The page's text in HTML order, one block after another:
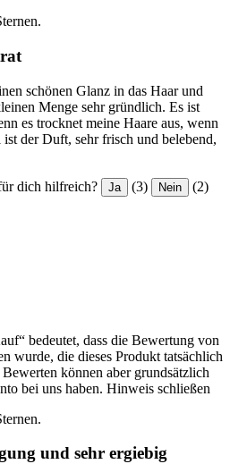
schönen Glanz in das Haar und
Menge sehr gründlich. Es ist
es trocknet meine Haare aus, wenn
der Duft, sehr frisch und belebend,
dich hilfreich? Ja (3) Nein (2)
bedeutet, dass die Bewertung von
wurde, die dieses Produkt tatsächlich
können aber grundsätzlich
bei uns haben. Hinweis schließen
und sehr ergiebig